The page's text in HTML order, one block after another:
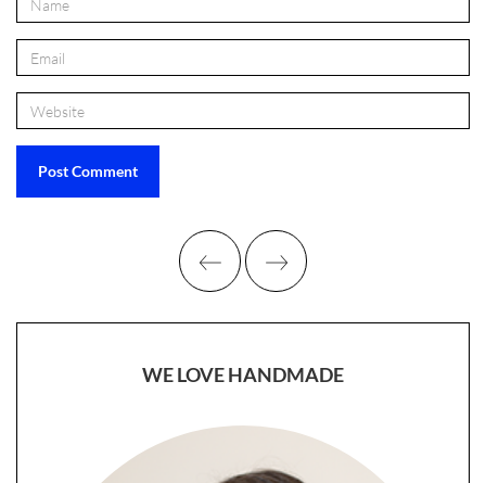
WE LOVE HANDMADE